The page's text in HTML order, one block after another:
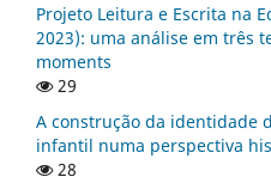
Projeto Leitura e Escrita na
2023): uma análise em três
moments
29
A construção da identidade
infantil numa perspectiva
28